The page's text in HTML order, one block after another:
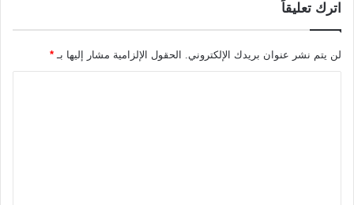
اترك تعليقاً
لن يتم نشر عنوان بريدك الإلكتروني. الحقول الإلزامية مشار إليها بـ *